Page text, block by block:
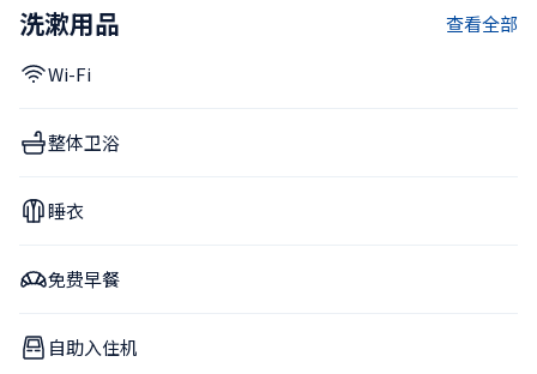
洗漱用品 查看全部
Wi-Fi
整体卫浴
睡衣
免费早餐
自助入住机